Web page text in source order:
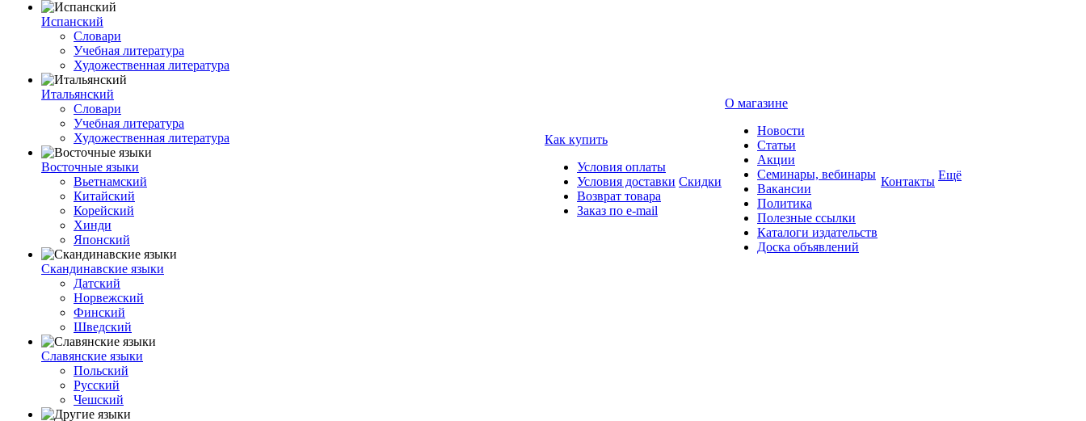
Испанский
Словари
Учебная литература
Художественная литература
Итальянский
Словари
Учебная литература
Художественная литература
Восточные языки
Вьетнамский
Китайский
Корейский
Хинди
Японский
Скандинавские языки
Датский
Норвежский
Финский
Шведский
Славянские языки
Польский
Русский
Чешский
Как купить
Условия оплаты
Условия доставки
Возврат товара
Заказ по e-mail
Скидки
О магазине
Новости
Статьи
Акции
Семинары, вебинары
Вакансии
Политика
Полезные ссылки
Каталоги издательств
Доска объявлений
Контакты Ещё